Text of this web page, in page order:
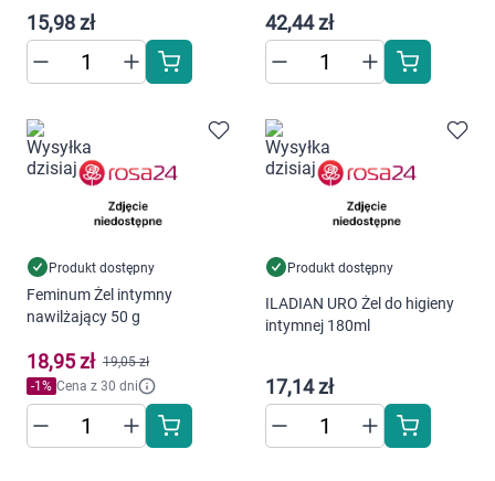
Mężczyzna
Zdrowy styl życia
Zabawki
Sprzęt medyczny
Grupy produktowe
Marki
15,98 zł 42,44 zł
Produkt dostępny
Feminum Żel intymny
nawilżający 50 g
18,95 zł 19,05 zł
-1 % Cena z 30 dni
Produkt dostępny
ILADIAN URO Żel do higieny
intymnej 180ml
17,14 zł